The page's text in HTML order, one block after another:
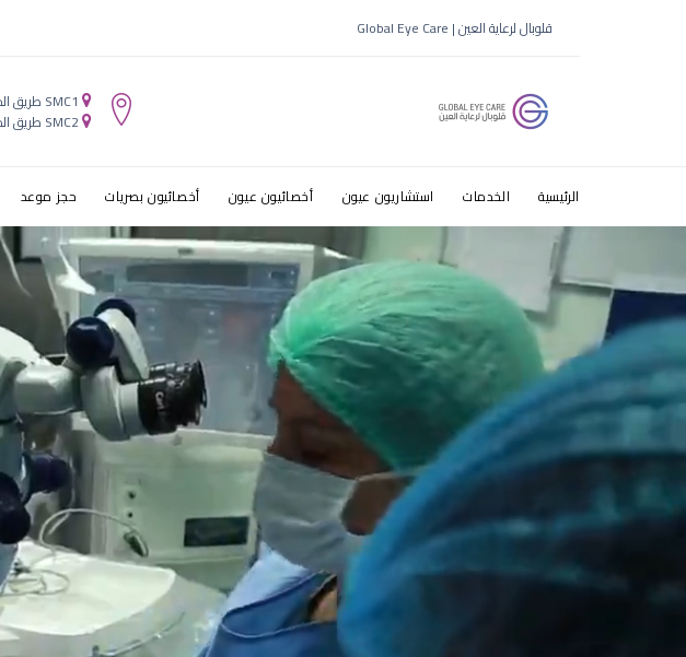
الفرق بين قصر
قلوبال لرعاية العين | Global Eye Care
SMC1 طريق الملك فهد - الرياض
SMC2 طريق الملك عبدالله - الرياض
الرئيسية الخدمات استشاريون عيون أخصائيون عيون أخصائيون بصريات حجز موعد